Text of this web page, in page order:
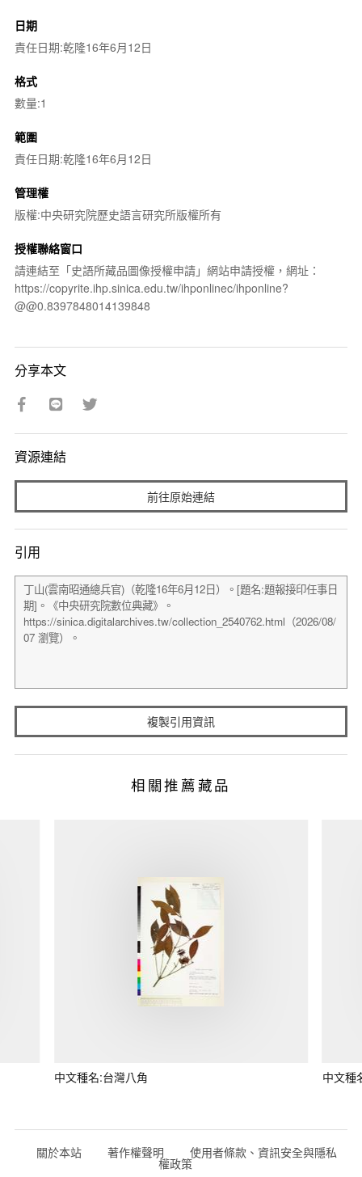
日期
責任日期:乾隆16年6月12日
格式
數量:1
範圍
責任日期:乾隆16年6月12日
管理權
版權:中央研究院歷史語言研究所版權所有
授權聯絡窗口
請連結至「史語所藏品圖像授權申請」網站申請授權，網址：
https://copyrite.ihp.sinica.edu.tw/ihponlinec/ihponline?
@@0.8397848014139848
分享本文
資源連結
前往原始連結
引用
複製引用資訊
相關推薦藏品
中文種名:台灣八角 中文種
關於本站 著作權聲明 使用者條款、資訊安全與隱私
權政策